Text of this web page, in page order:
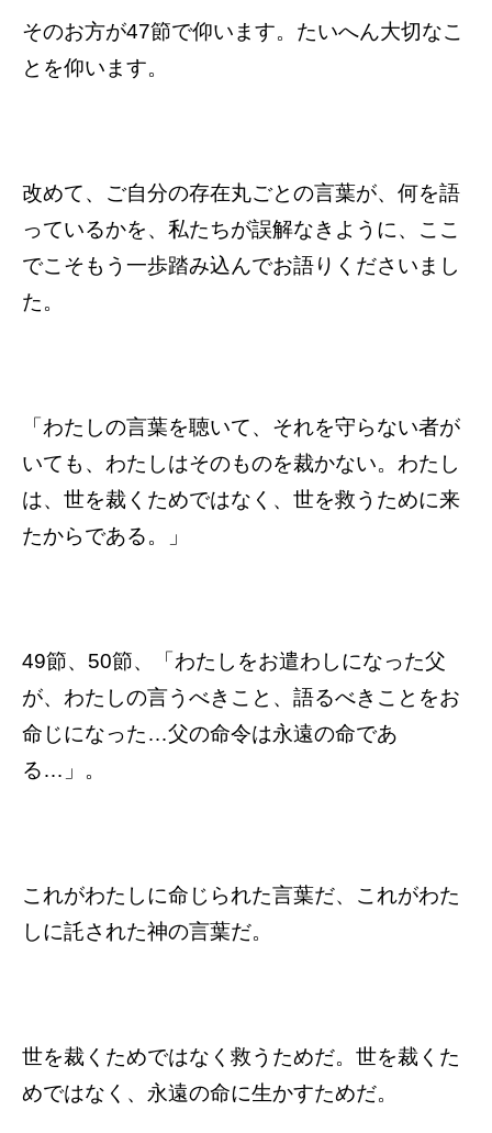
そのお方が47節で仰います。たいへん大切なこ
とを仰います。
改めて、ご自分の存在丸ごとの言葉が、何を語
っているかを、私たちが誤解なきように、ここ
でこそもう一歩踏み込んでお語りくださいまし
た。
「わたしの言葉を聴いて、それを守らない者が
いても、わたしはそのものを裁かない。わたし
は、世を裁くためではなく、世を救うために来
たからである。」
49節、50節、「わたしをお遣わしになった父
が、わたしの言うべきこと、語るべきことをお
命じになった…父の命令は永遠の命であ
る…」。
これがわたしに命じられた言葉だ、これがわた
しに託された神の言葉だ。
世を裁くためではなく救うためだ。世を裁くた
めではなく、永遠の命に生かすためだ。